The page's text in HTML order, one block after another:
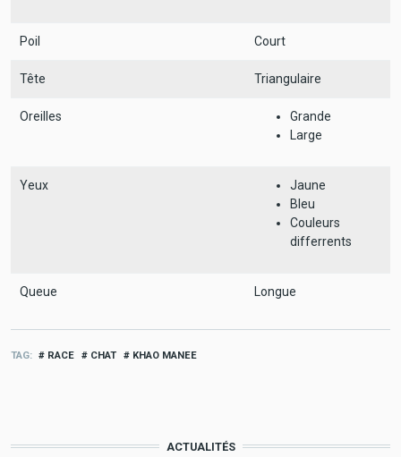
Poil Court
Tête Triangulaire
Oreilles
Grande
Large
Yeux
Jaune
Bleu
Couleurs
differrents
Queue Longue
TAG RACE CHAT KHAO MANEE
ACTUALITÉS